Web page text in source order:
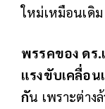
ใหม่เหมือนเดิม
พรรคของ ดร.
แรงขับเคลื่อ
กัน เพราะต่าง